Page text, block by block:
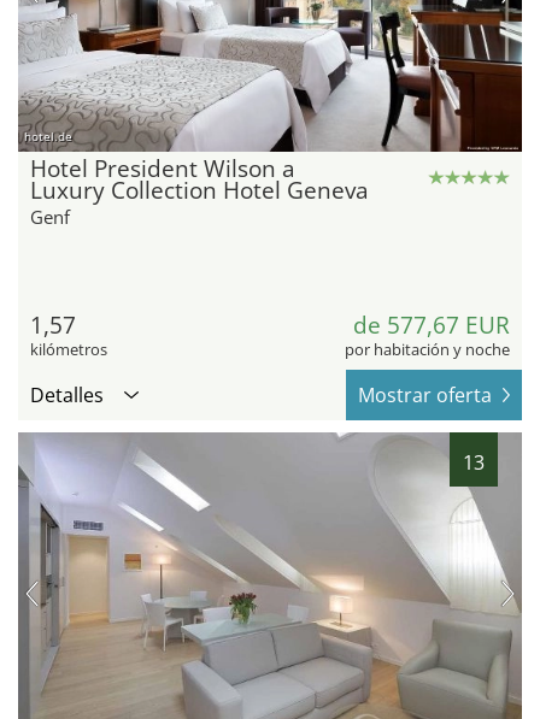
hotel.de
Hotel President Wilson a
Luxury Collection Hotel Geneva
Genf
1,57
kilómetros
de 577,67 EUR
por habitación y noche
Detalles Mostrar oferta
13